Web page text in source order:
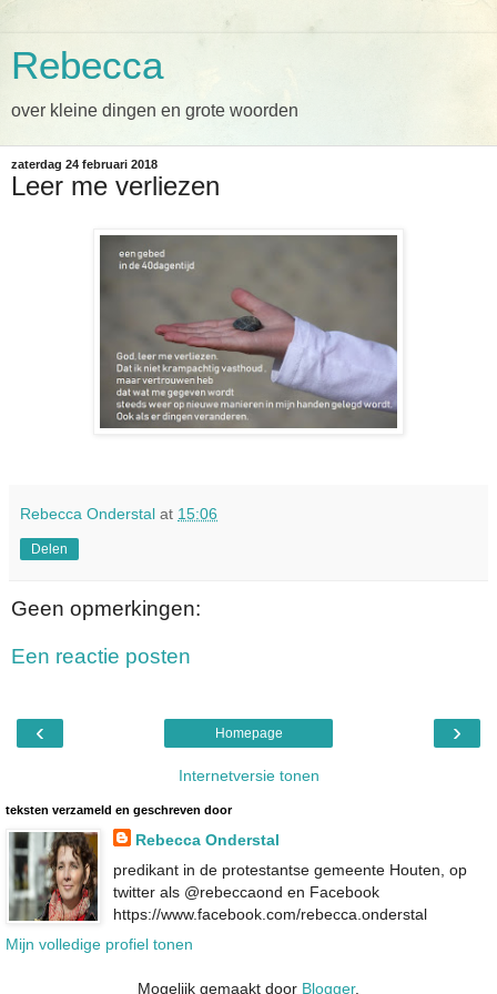
Rebecca
over kleine dingen en grote woorden
zaterdag 24 februari 2018
Leer me verliezen
Rebecca Onderstal at 15:06
Delen
Geen opmerkingen:
Een reactie posten
‹ ›
Homepage
Internetversie tonen
teksten verzameld en geschreven door
Rebecca Onderstal
predikant in de protestantse gemeente Houten, op
twitter als @rebeccaond en Facebook
https://www.facebook.com/rebecca.onderstal
Mijn volledige profiel tonen
Mogelijk gemaakt door Blogger.